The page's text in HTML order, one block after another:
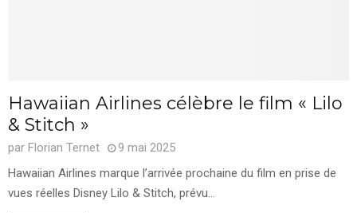
Hawaiian Airlines célèbre le film « Lilo
& Stitch »
par Florian Ternet
9 mai 2025
Hawaiian Airlines marque l’arrivée prochaine du film en prise de
vues réelles Disney Lilo & Stitch, prévu...